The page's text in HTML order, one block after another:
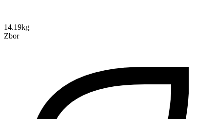
14.19kg
Zbor